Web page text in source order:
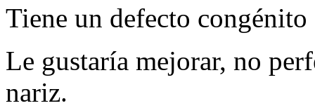
Tiene un defecto
Le gustaría mejorar, no
nariz.